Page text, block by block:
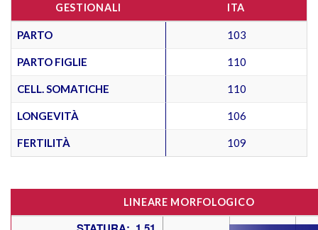
GESTIONALI ITA
PARTO 103
PARTO FIGLIE 110
CELL. SOMATICHE 110
LONGEVITÀ 106
FERTILITÀ 109
LINEARE MORFOLOGICO